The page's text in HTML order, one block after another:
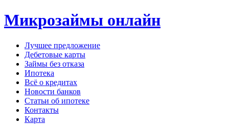
Перейти
к
Микрозаймы онлайн
Лучшее предложение
Дебетовые карты
Займы без отказа
Ипотека
Всё о кредитах
Новости банков
Статьи об ипотеке
Контакты
Карта